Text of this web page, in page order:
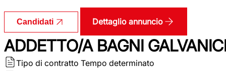
Candidati Dettaglio annuncio
ADDETTO/A BAGNI
Tipo di contratto Tempo determinato